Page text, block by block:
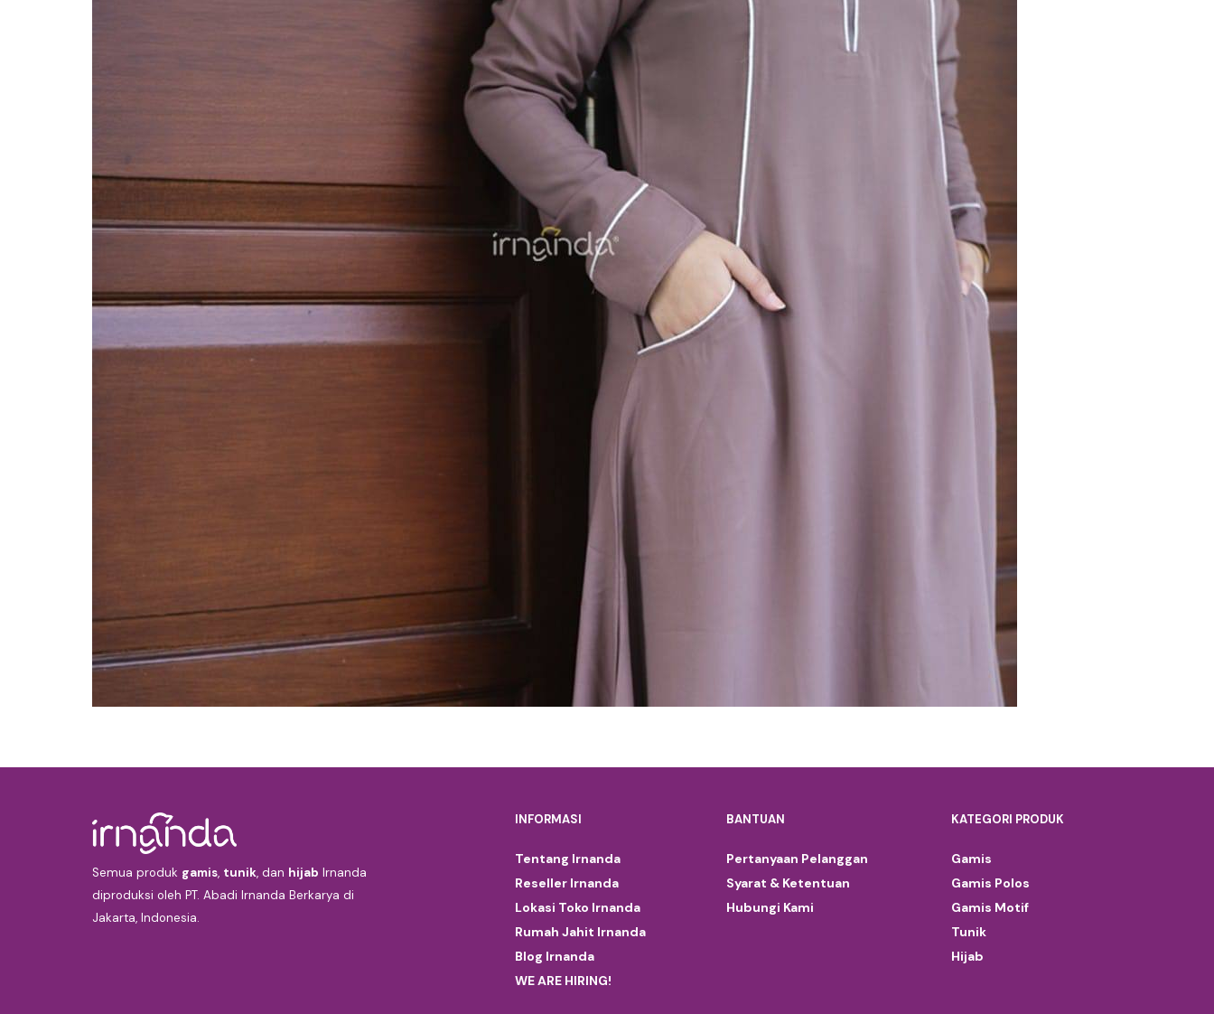
Semua produk gamis, tunik, dan hijab Irnanda
diproduksi oleh PT. Abadi Irnanda Berkarya di
Jakarta, Indonesia.
INFORMASI
Tentang Irnanda
Reseller Irnanda
Lokasi Toko Irnanda
Rumah Jahit Irnanda
Blog Irnanda
WE ARE HIRING!
BANTUAN
Pertanyaan Pelanggan
Syarat & Ketentuan
Hubungi Kami
KATEGORI PRODUK
Gamis
Gamis Polos
Gamis Motif
Tunik
Hijab